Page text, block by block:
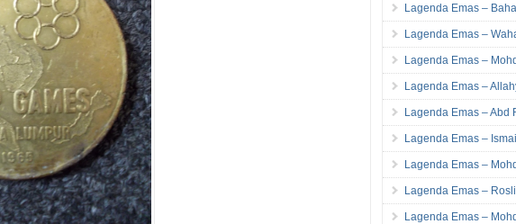
Lagenda Emas –
Lagenda Emas –
Lagenda Emas –
Lagenda Emas –
Lagenda Emas – Abd
Lagenda Emas –
Lagenda Emas –
Lagenda Emas –
Lagenda Emas –